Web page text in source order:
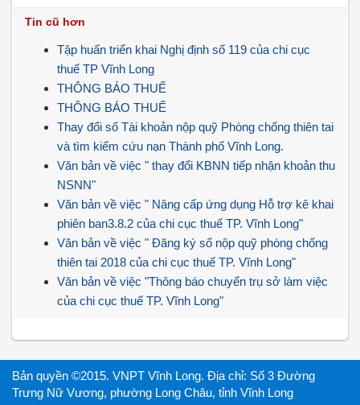
Tin cũ hơn
Tập huấn triển khai Nghị định số 119 của chi cục
thuế TP Vĩnh Long
THÔNG BÁO THUẾ
THÔNG BÁO THUẾ
Thay đổi số Tài khoản nộp quỹ Phòng chống thiên tai
và tìm kiếm cứu nạn Thành phố Vĩnh Long.
Văn bản về việc " thay đổi KBNN tiếp nhận khoản thu
NSNN"
Văn bản về việc " Nâng cấp ứng dụng Hỗ trợ kê khai
phiên ban3.8.2 của chi cục thuế TP. Vĩnh Long"
Văn bản về việc " Đăng ký số nộp quỹ phòng chống
thiên tai 2018 của chi cục thuế TP. Vĩnh Long"
Văn bản về việc "Thông báo chuyển trụ sở làm việc
của chi cục thuế TP. Vĩnh Long"
Bản quyền ©2015. VNPT Vĩnh Long. Địa chỉ: Số 3 Đường
Trưng Nữ Vương, phường Long Châu, tỉnh Vĩnh Long